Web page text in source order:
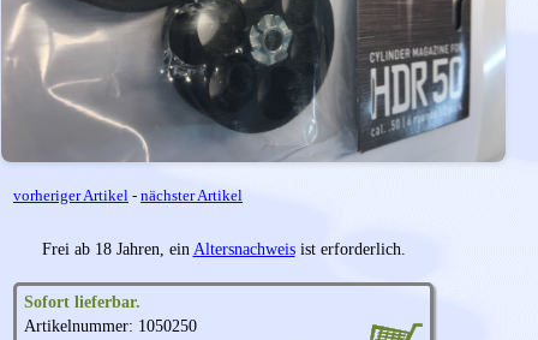
vorheriger Artikel - nächster Artikel
Frei ab 18 Jahren, ein Altersnachweisist erforderlich.
Sofort lieferbar.
Artikelnummer: 1050250